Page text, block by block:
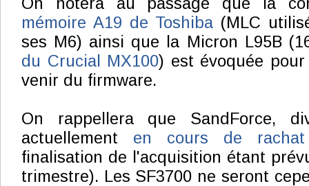
mémoire A19 de Toshiba (MLC
ses M6) ainsi que la Micron L95B
du Crucial MX100) est évoquée
venir du firmware.
On rappellera que SandForce,
actuellement en cours de
finalisation de l'acquisition étant
trimestre). Les SF3700 ne seront